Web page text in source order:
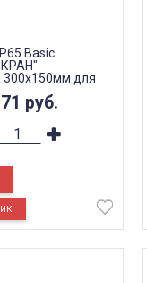
Basic
300х150мм для
руб.